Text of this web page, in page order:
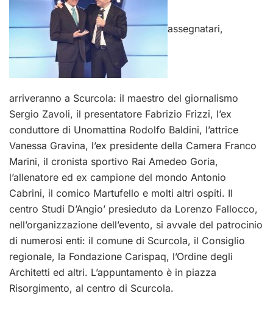
assegnatari,
arriveranno a Scurcola: il maestro del giornalismo
Sergio Zavoli, il presentatore Fabrizio Frizzi, l’ex
conduttore di Unomattina Rodolfo Baldini, l’attrice
Vanessa Gravina, l’ex presidente della Camera Franco
Marini, il cronista sportivo Rai Amedeo Goria,
l’allenatore ed ex campione del mondo Antonio
Cabrini, il comico Martufello e molti altri ospiti. Il
centro Studi D’Angio’ presieduto da Lorenzo Fallocco,
nell’organizzazione dell’evento, si avvale del patrocinio
di numerosi enti: il comune di Scurcola, il Consiglio
regionale, la Fondazione Carispaq, l’Ordine degli
Architetti ed altri. L’appuntamento è in piazza
Risorgimento, al centro di Scurcola.